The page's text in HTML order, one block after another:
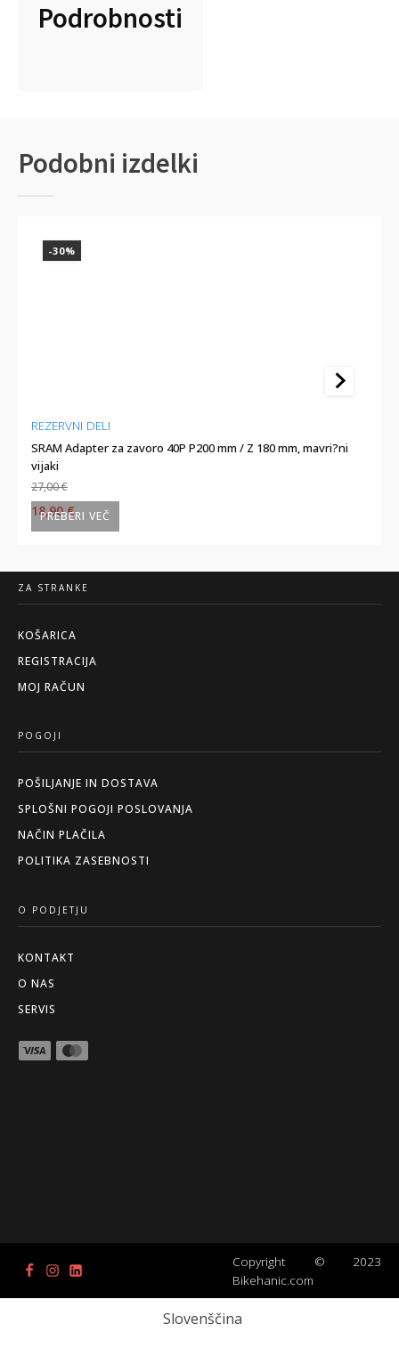
Podrobnosti
Podobni izdelki
-30%
PREBERI VEČ
REZERVNI DELI
SRAM Adapter za zavoro 40P P200 mm / Z 180 mm, mavri?ni
vijaki
27,00€
Izvirna
cena
bila:
18,90€Trenutna
cena
18,90 €.
ZA STRANKE
KOŠARICA
REGISTRACIJA
MOJ RAČUN
POGOJI
POŠILJANJE IN DOSTAVA
SPLOŠNI POGOJI POSLOVANJA
NAČIN PLAČILA
POLITIKA ZASEBNOSTI
O PODJETJU
KONTAKT
O NAS
SERVIS
Copyright © 2023
Bikehanic.com
Slovenščina